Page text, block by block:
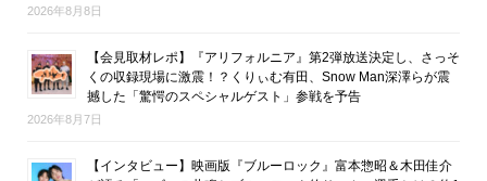
2026年8月8日
【会見取材レポ】『アリフォルニア』第2弾放送決定し、さっそ
くの収録現場に激震！？くりぃむ有田、Snow Man深澤らが震
撼した「驚愕のスペシャルゲスト」参戦を予告
2026年8月7日
【インタビュー】映画版『ブルーロック』富本惣昭＆木田佳介